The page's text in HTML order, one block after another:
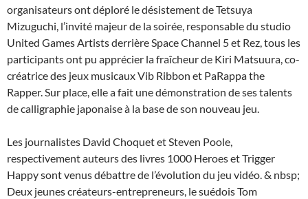
organisateurs ont déploré le désistement de Tetsuya
Mizuguchi, l’invité majeur de la soirée, responsable du studio
United Games Artists derrière Space Channel 5 et Rez, tous les
participants ont pu apprécier la fraîcheur de Kiri Matsuura, co-
créatrice des jeux musicaux Vib Ribbon et PaRappa the
Rapper. Sur place, elle a fait une démonstration de ses talents
de calligraphie japonaise à la base de son nouveau jeu.
Les journalistes David Choquet et Steven Poole,
respectivement auteurs des livres 1000 Heroes et Trigger
Happy sont venus débattre de l’évolution du jeu vidéo. & nbsp;
Deux jeunes créateurs-entrepreneurs, le suédois Tom